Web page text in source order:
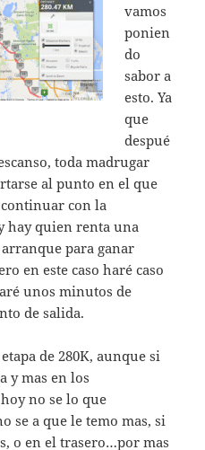
vamos
ponien
do
sabor a
esto. Ya
que
despué
toda madrugar
al punto en el que
con la
hay quien renta una
para ganar
en este caso haré caso
unos minutos de
de salida.
de 280K, aunque si
y mas en los
no se lo que
se a que le temo mas, si
o en el trasero…por mas